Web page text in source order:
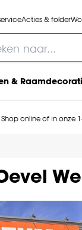
Acties & folder
&
Shop online of in onze